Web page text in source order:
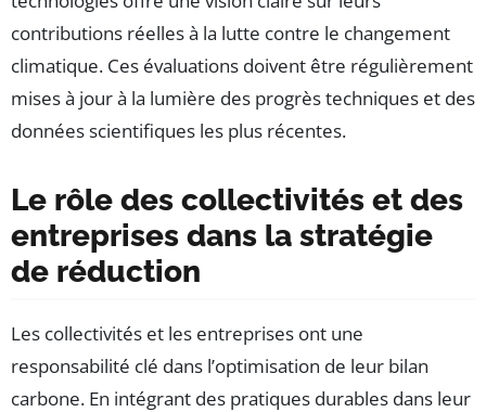
contributions réelles à la lutte contre le changement
climatique. Ces évaluations doivent être régulièrement
mises à jour à la lumière des progrès techniques et des
données scientifiques les plus récentes.
Le rôle des collectivités et des
entreprises dans la stratégie
de réduction
Les collectivités et les entreprises ont une
responsabilité clé dans l’optimisation de leur bilan
carbone. En intégrant des pratiques durables dans leur